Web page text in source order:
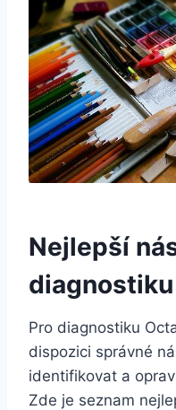
Nejlepší
Pro diagnostiku
dispozici správné
identifikovat a
Zde je seznam